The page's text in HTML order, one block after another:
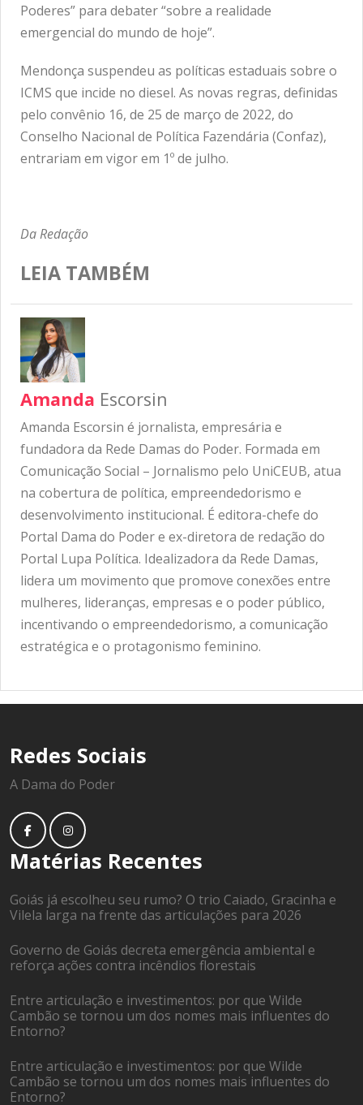
Poderes” para debater “sobre a realidade
emergencial do mundo de hoje”.
Mendonça suspendeu as políticas estaduais sobre o
ICMS que incide no diesel. As novas regras, definidas
pelo convênio 16, de 25 de março de 2022, do
Conselho Nacional de Política Fazendária (Confaz),
entrariam em vigor em 1º de julho.
Da Redação
LEIA TAMBÉM
Amanda Escorsin
Amanda Escorsin é jornalista, empresária e
fundadora da Rede Damas do Poder. Formada em
Comunicação Social – Jornalismo pelo UniCEUB, atua
na cobertura de política, empreendedorismo e
desenvolvimento institucional. É editora-chefe do
Portal Dama do Poder e ex-diretora de redação do
Portal Lupa Política. Idealizadora da Rede Damas,
lidera um movimento que promove conexões entre
mulheres, lideranças, empresas e o poder público,
incentivando o empreendedorismo, a comunicação
estratégica e o protagonismo feminino.
Redes Sociais
A Dama do Poder
Matérias Recentes
Goiás já escolheu seu rumo? O trio Caiado, Gracinha e
Vilela larga na frente das articulações para 2026
Governo de Goiás decreta emergência ambiental e
reforça ações contra incêndios florestais
Entre articulação e investimentos: por que Wilde
Cambão se tornou um dos nomes mais influentes do
Entorno?
Entre articulação e investimentos: por que Wilde
Cambão se tornou um dos nomes mais influentes do
Entorno?